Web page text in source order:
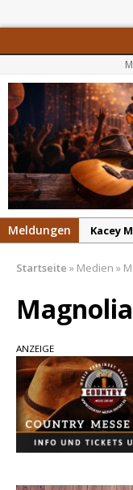
Meldungen
Kacey
Carter
„Pearl
Son
Parton,
Chris
Ahead“
Startseite » Medien »
Magnolia
ANZEIGE